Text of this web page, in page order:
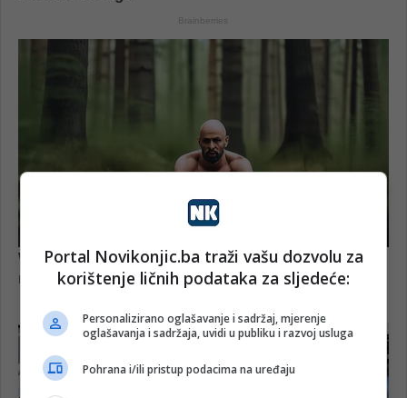
Portal Novikonjic.ba traži vašu dozvolu za
korištenje ličnih podataka za sljedeće:
Personalizirano oglašavanje i sadržaj, mjerenje
oglašavanja i sadržaja, uvidi u publiku i razvoj usluga
Pohrana i/ili pristup podacima na uređaju